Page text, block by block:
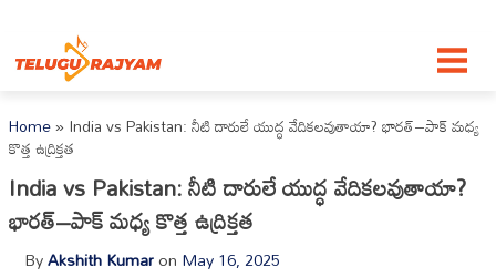
Home»India vs Pakistan: నీటి దారులే యుద్ధ వేదికలవుతాయా? భారత్–పాక్ మధ్య
కొత్త ఉద్రిక్తత
India vs Pakistan: నీటి దారులే యుద్ధ వేదికలవుతాయా?
భారత్–పాక్ మధ్య కొత్త ఉద్రిక్తత
ByAkshith Kumaron May 16, 2025